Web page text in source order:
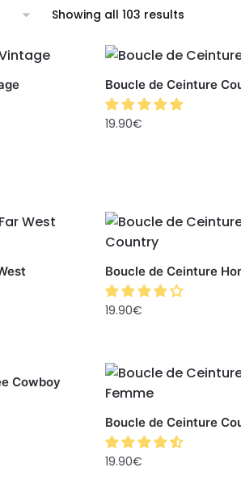
Showing all 103 results
Boucle de Ceinture
19.90€
Boucle de Ceinture
19.90€
Cowboy
Boucle de Ceinture
19.90€